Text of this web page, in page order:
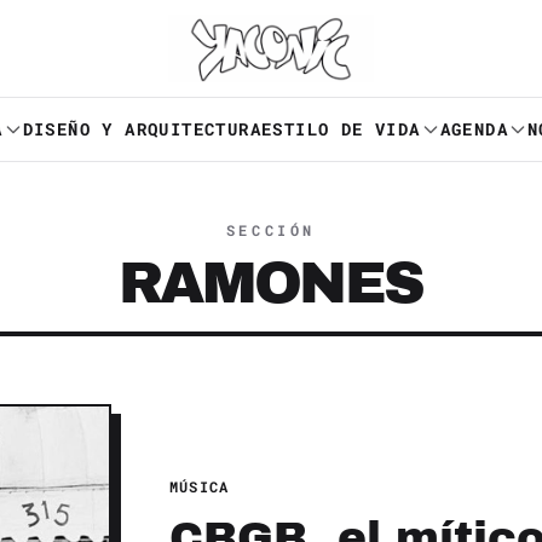
DISEÑO Y ARQUITECTURAESTILO DE VIDA AGENDA
SECCIÓN
RAMONES
MÚSICA